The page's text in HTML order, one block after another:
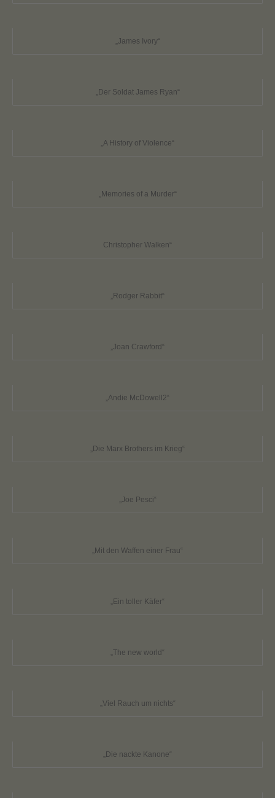
„James Ivory“
„Der Soldat James Ryan“
„A History of Violence“
„Memories of a Murder“
Christopher Walken“
„Rodger Rabbit“
„Joan Crawford“
„Andie McDowell2“
„Die Marx Brothers im Krieg“
„Joe Pesci“
„Mit den Waffen einer Frau“
„Ein toller Käfer“
„The new world“
„Viel Rauch um nichts“
„Die nackte Kanone“